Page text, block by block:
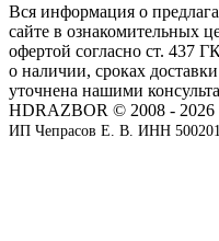
Вся информация о
сайте в ознакомительных
офертой согласно ст. 437
о наличии, сроках
уточнена нашими
HDRAZBOR © 2008 - 2026
ИП Чепрасов Е. В. ИНН